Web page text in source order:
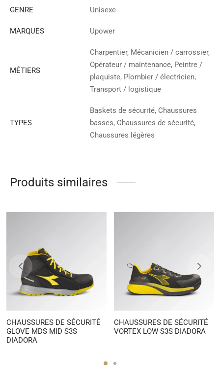
GENRE Unisexe
MARQUES Upower
MÉTIERS
Charpentier, Mécanicien / carrossier,
Opérateur / maintenance, Peintre /
plaquiste, Plombier / électricien,
Transport / logistique
TYPES
Baskets de sécurité, Chaussures
basses, Chaussures de sécurité,
Chaussures légères
Produits similaires
CHAUSSURES DE SÉCURITÉ
GLOVE MDS MID S3S
DIADORA
CHAUSSURES DE SÉCURITÉ
VORTEX LOW S3S DIADORA